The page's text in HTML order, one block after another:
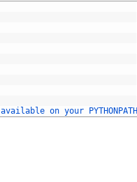
available on your PYTHONPATH